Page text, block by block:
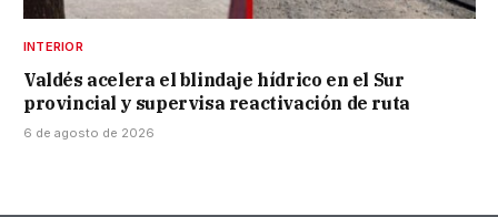
INTERIOR
Valdés acelera el blindaje hídrico en el Sur
provincial y supervisa reactivación de ruta
6 de agosto de 2026